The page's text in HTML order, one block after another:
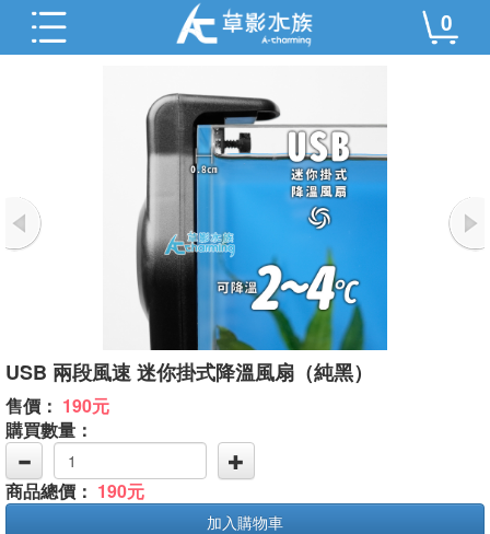
0
USB 兩段風速 迷你掛式降溫風扇（純黑）
售價： 190元
購買數量：
商品總價： 190元
加入購物車